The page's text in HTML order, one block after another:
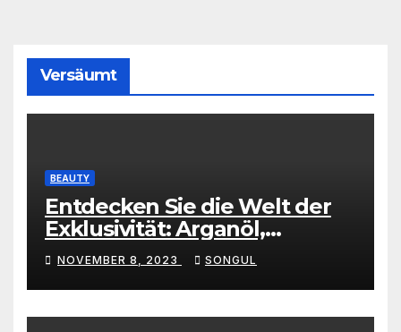
Versäumt
BEAUTY
Entdecken Sie die Welt der
Exklusivität: Arganöl,
Kaktusfeigenkernöl und
Schwarzkümmelöl von
vertrauenswürdigen
Großhändlern und Anbietern
NOVEMBER 8, 2023 SONGUL